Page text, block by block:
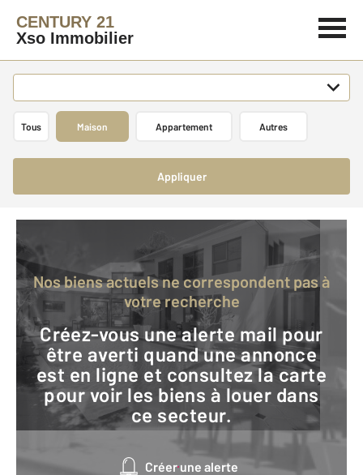
CENTURY 21
Xso Immobilier
Tous Maison Appartement Autres
Appliquer
Nos biens actuels ne correspondent pas à
votre recherche
Créez-vous une alerte mail pour
être averti quand une annonce
est en ligne et consultez la carte
pour voir les biens à louer dans
ce secteur.
Créer une alerte